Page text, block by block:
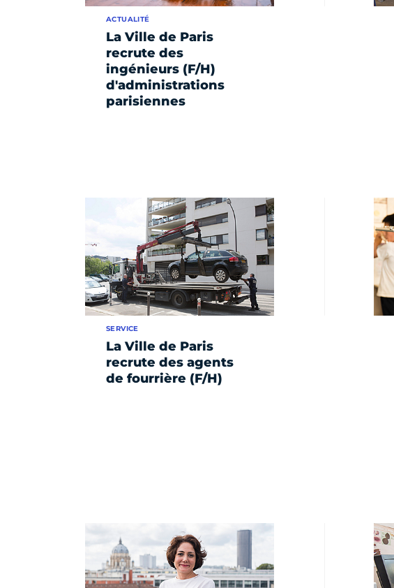
La Ville de Paris
recrute des
ingénieurs (F/H)
d'administrations
parisiennes
ACTUALITÉ
La Ville de Paris
recrute des agents
de fourrière (F/H)
SERVICE